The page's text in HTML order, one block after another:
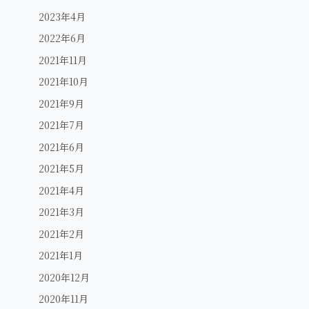
2023年4月
2022年6月
2021年11月
2021年10月
2021年9月
2021年7月
2021年6月
2021年5月
2021年4月
2021年3月
2021年2月
2021年1月
2020年12月
2020年11月